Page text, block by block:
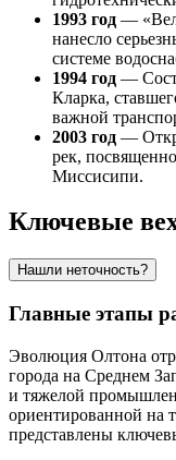
1993 год —
нанесло
системе
1994 год —
Кларка,
важной
2003 год —
рек,
Миссисипи.
Ключевые
Нашли неточность?
Главные этапы
Эволюция Олтона
города на Среднем
и тяжелой
ориентированной на
представлены